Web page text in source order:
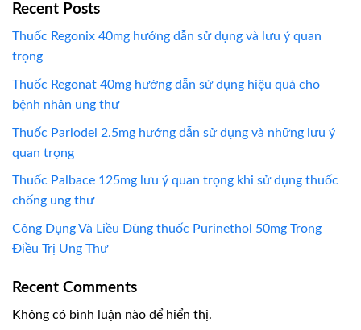
Recent Posts
Thuốc Regonix 40mg hướng dẫn sử dụng và lưu ý quan
trọng
Thuốc Regonat 40mg hướng dẫn sử dụng hiệu quả cho
bệnh nhân ung thư
Thuốc Parlodel 2.5mg hướng dẫn sử dụng và những lưu ý
quan trọng
Thuốc Palbace 125mg lưu ý quan trọng khi sử dụng thuốc
chống ung thư
Công Dụng Và Liều Dùng thuốc Purinethol 50mg Trong
Điều Trị Ung Thư
Recent Comments
Không có bình luận nào để hiển thị.